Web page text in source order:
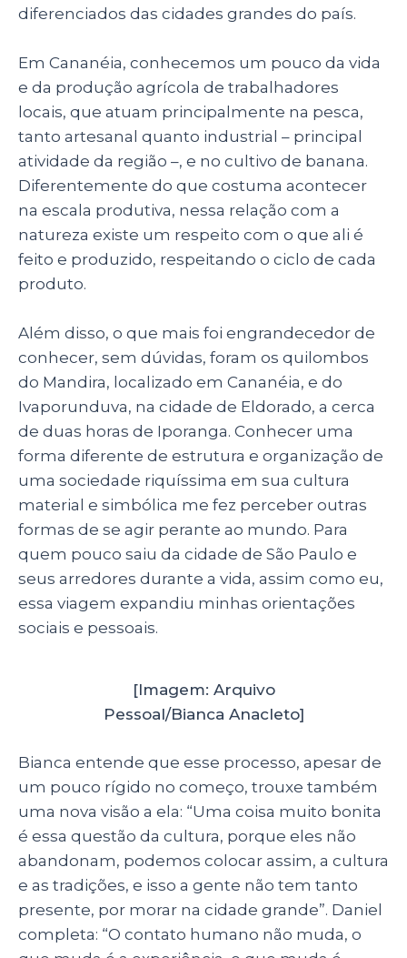
diferenciados das cidades grandes do país.
Em Cananéia, conhecemos um pouco da vida
e da produção agrícola de trabalhadores
locais, que atuam principalmente na pesca,
tanto artesanal quanto industrial – principal
atividade da região –, e no cultivo de banana.
Diferentemente do que costuma acontecer
na escala produtiva, nessa relação com a
natureza existe um respeito com o que ali é
feito e produzido, respeitando o ciclo de cada
produto.
Além disso, o que mais foi engrandecedor de
conhecer, sem dúvidas, foram os quilombos
do Mandira, localizado em Cananéia, e do
Ivaporunduva, na cidade de Eldorado, a cerca
de duas horas de Iporanga. Conhecer uma
forma diferente de estrutura e organização de
uma sociedade riquíssima em sua cultura
material e simbólica me fez perceber outras
formas de se agir perante ao mundo. Para
quem pouco saiu da cidade de São Paulo e
seus arredores durante a vida, assim como eu,
essa viagem expandiu minhas orientações
sociais e pessoais.
[Imagem: Arquivo
Pessoal/Bianca Anacleto]
Bianca entende que esse processo, apesar de
um pouco rígido no começo, trouxe também
uma nova visão a ela: “Uma coisa muito bonita
é essa questão da cultura, porque eles não
abandonam, podemos colocar assim, a cultura
e as tradições, e isso a gente não tem tanto
presente, por morar na cidade grande”. Daniel
completa: “O contato humano não muda, o